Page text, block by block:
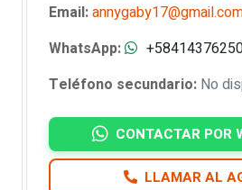
Email:
WhatsApp:
Teléfono secundario: No
CONTACTAR POR
LLAMAR AL